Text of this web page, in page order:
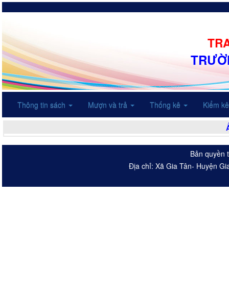
Thông tin sách Mượn và trả Thống kê Kiểm
Bản quyền
Địa chỉ: Xã Gia Tân- Huyện